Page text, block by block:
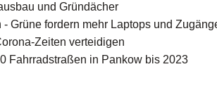
und Gründächer
Grüne fordern mehr Laptops und
Zeiten verteidigen
Fahrradstraßen in Pankow bis 2023